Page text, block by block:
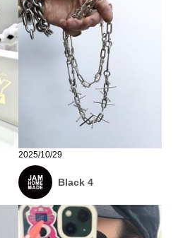
2025/10/29
Black 4